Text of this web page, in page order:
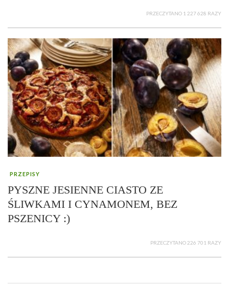
PRZECZYTANO 1 227 628 RAZY
PRZEPISY
PYSZNE JESIENNE CIASTO ZE
ŚLIWKAMI I CYNAMONEM, BEZ
PSZENICY :)
PRZECZYTANO 226 701 RAZY